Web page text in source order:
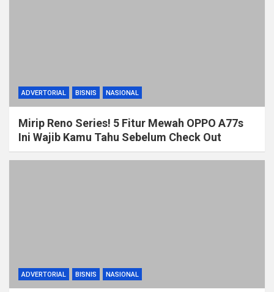
ADVERTORIAL BISNIS NASIONAL
Mirip Reno Series! 5 Fitur Mewah OPPO A77s
Ini Wajib Kamu Tahu Sebelum Check Out
ADVERTORIAL BISNIS NASIONAL